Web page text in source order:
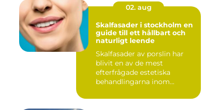
02. aug
Skalfasader i stockholm en
guide till ett hållbart och
naturligt leende
Skalfasader av porslin har
blivit en av de mest
efterfrågade estetiska
behandlingarna inom